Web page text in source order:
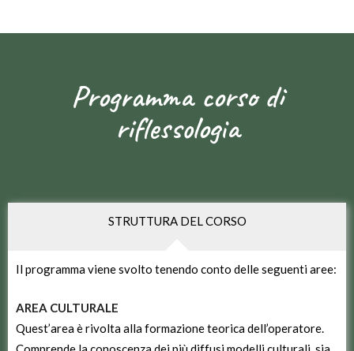
Programma corso di
riflessologia
STRUTTURA DEL CORSO
Il programma viene svolto tenendo conto delle seguenti aree:
AREA CULTURALE
Quest’area è rivolta alla formazione teorica dell’operatore.